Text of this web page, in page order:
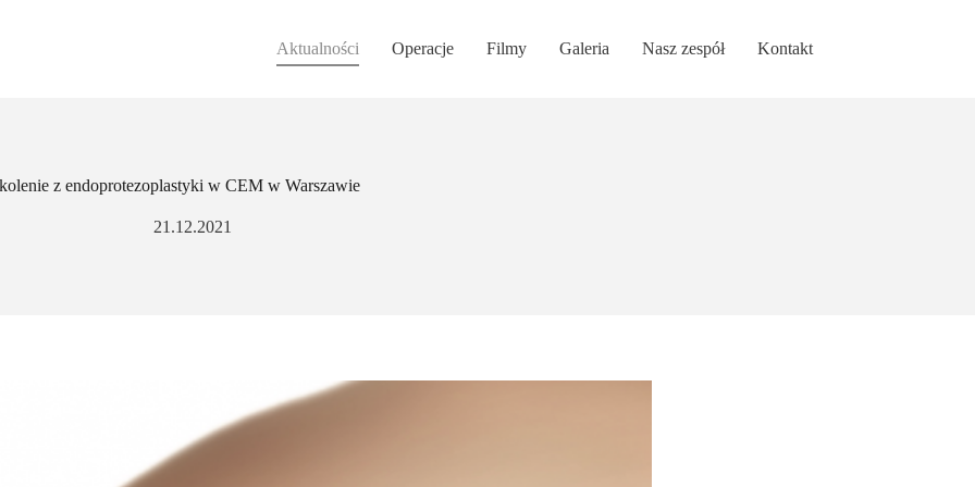
Aktualności Operacje Filmy Galeria Nasz zespół Kontakt
z endoprotezoplastyki w CEM w Warszawie
21.12.2021